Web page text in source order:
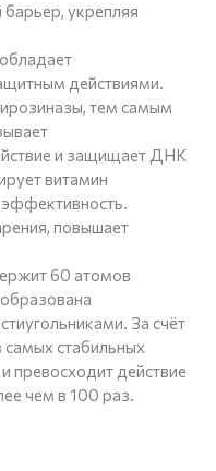
укрепляя
действиями.
тем самым
и защищает ДНК
витамин
повышает
60 атомов
За счёт
самых стабильных
превосходит действие
чем в 100 раз.